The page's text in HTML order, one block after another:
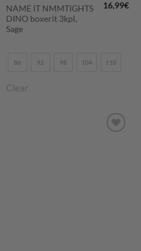
NAME IT NMMTIGHTS
DINO boxerit 3kpl,
Sage
16,99€
86 92 98 104 110
Clear